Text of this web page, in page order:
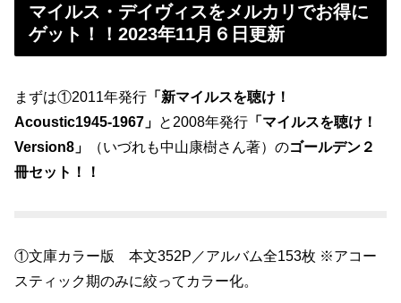
マイルス・デイヴィスをメルカリでお得に
ゲット！！2023年11月６日更新
まずは①2011年発行 「新マイルスを聴け！
Acoustic1945-1967」 と2008年発行 「マイルスを聴け！
Version8」
（いづれも中山康樹さん著）のゴールデン２
冊セット！！
①文庫カラー版 本文352P／アルバム全153枚 ※アコー
スティック期のみに絞ってカラー化。